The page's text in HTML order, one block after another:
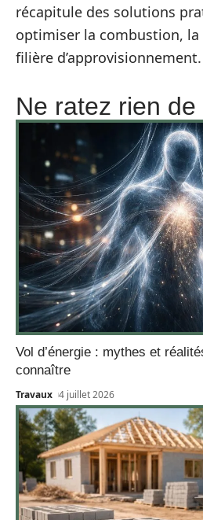
récapitule des solutions
optimiser la combustion,
filière d’approvisionnement.
Ne ratez rien de
Vol d’énergie : mythes et
connaître
Travaux 4 juillet 2026